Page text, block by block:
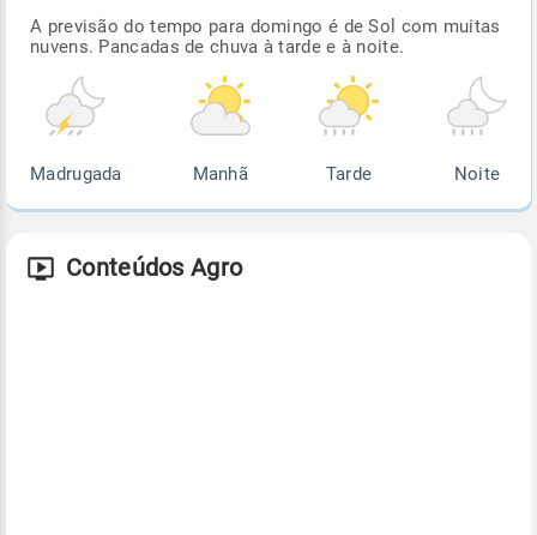
A previsão do tempo para domingo é de Sol com muitas
nuvens. Pancadas de chuva à tarde e à noite.
Madrugada Manhã Tarde Noite
Conteúdos Agro